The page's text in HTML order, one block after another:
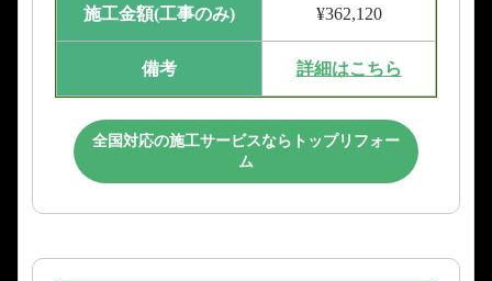
施工金額(工事のみ) ¥362,120
備考 詳細はこちら
全国対応の施工サービスならトップリフォー
ム